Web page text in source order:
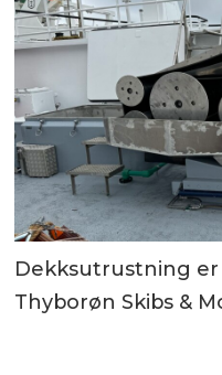
Dekksutrustning
Thyborøn Skibs &